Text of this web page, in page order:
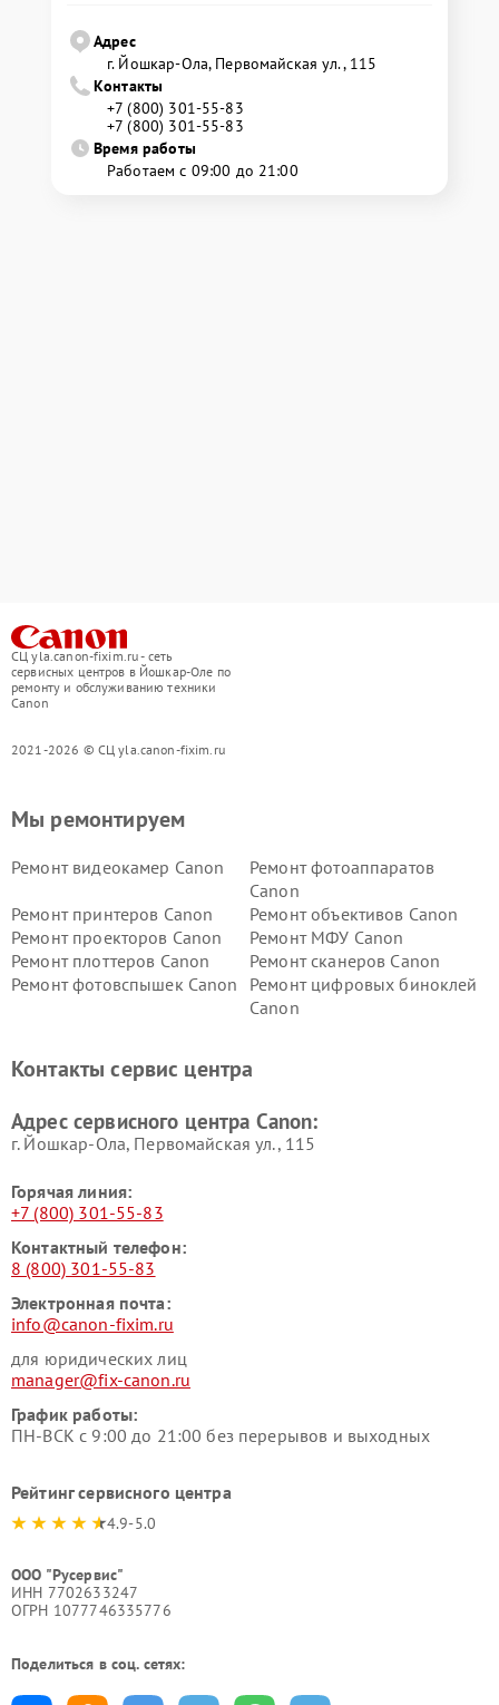
Адрес
г. Йошкар-Ола, Первомайская ул., 115
Контакты
+7 (800) 301-55-83
+7 (800) 301-55-83
Время работы
Работаем с 09:00 до 21:00
СЦ yla.canon-fixim.ru - сеть
сервисных центров в Йошкар-Оле по
ремонту и обслуживанию техники
Canon
2021-2026 © СЦ yla.canon-fixim.ru
Мы ремонтируем
Ремонт видеокамер Canon
Ремонт фотоаппаратов
Canon
Ремонт принтеров Canon
Ремонт объективов Canon
Ремонт проекторов Canon
Ремонт МФУ Canon
Ремонт плоттеров Canon
Ремонт сканеров Canon
Ремонт фотовспышек Canon
Ремонт цифровых биноклей
Canon
Контакты сервис центра
Адрес сервисного центра Canon:
г. Йошкар-Ола, Первомайская ул., 115
Горячая линия:
+7 (800) 301-55-83
Контактный телефон:
8 (800) 301-55-83
Электронная почта:
info@canon-fixim.ru
для юридических лиц
manager@fix-canon.ru
График работы:
ПН-ВСК с 9:00 до 21:00 без перерывов и выходных
Рейтинг сервисного центра
4.9-5.0
ООО "Русервис"
ИНН 7702633247
ОГРН 1077746335776
Поделиться в соц. сетях: